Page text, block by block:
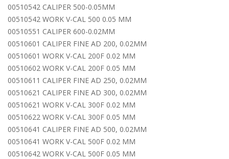
00510542 CALIPER 500-0.05MM
00510542 WORK V-CAL 500 0.05 MM
00510551 CALIPER 600-0.02MM
00510601 CALIPER FINE AD 200, 0.02MM
00510601 WORK V-CAL 200F 0.02 MM
00510602 WORK V-CAL 200F 0.05 MM
00510611 CALIPER FINE AD 250, 0.02MM
00510621 CALIPER FINE AD 300, 0.02MM
00510621 WORK V-CAL 300F 0.02 MM
00510622 WORK V-CAL 300F 0.05 MM
00510641 CALIPER FINE AD 500, 0.02MM
00510641 WORK V-CAL 500F 0.02 MM
00510642 WORK V-CAL 500F 0.05 MM